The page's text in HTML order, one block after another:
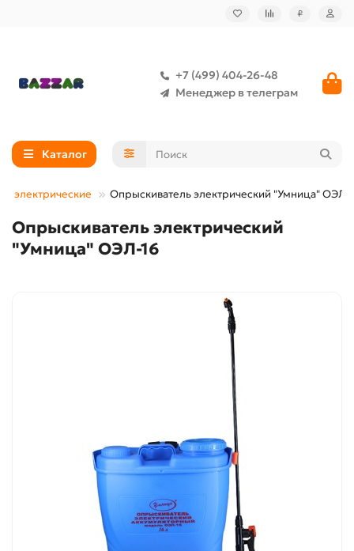
₽
+7 (499) 404-26-48
Менеджер в телеграм
Каталог
электрические Опрыскиватель электрический "Умница" ОЭЛ-
Опрыскиватель электрический
"Умница" ОЭЛ-16